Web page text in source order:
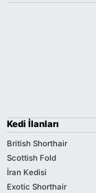
Kedi İlanları
British Shorthair
Scottish Fold
İran Kedisi
Exotic Shorthair